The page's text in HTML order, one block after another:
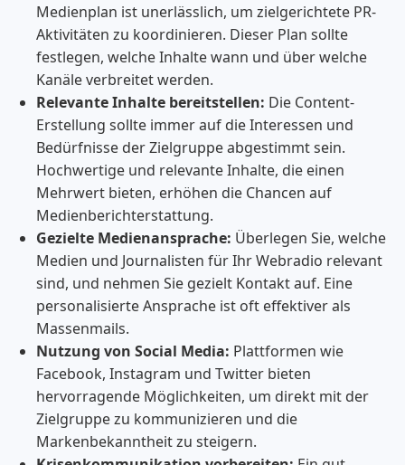
Medienplan ist unerlässlich, um zielgerichtete PR-
Aktivitäten zu koordinieren. Dieser Plan sollte
festlegen, welche Inhalte wann und über welche
Kanäle verbreitet werden.
Relevante Inhalte bereitstellen: Die Content-
Erstellung sollte immer auf die Interessen und
Bedürfnisse der Zielgruppe abgestimmt sein.
Hochwertige und relevante Inhalte, die einen
Mehrwert bieten, erhöhen die Chancen auf
Medienberichterstattung.
Gezielte Medienansprache: Überlegen Sie, welche
Medien und Journalisten für Ihr Webradio relevant
sind, und nehmen Sie gezielt Kontakt auf. Eine
personalisierte Ansprache ist oft effektiver als
Massenmails.
Nutzung von Social Media: Plattformen wie
Facebook, Instagram und Twitter bieten
hervorragende Möglichkeiten, um direkt mit der
Zielgruppe zu kommunizieren und die
Markenbekanntheit zu steigern.